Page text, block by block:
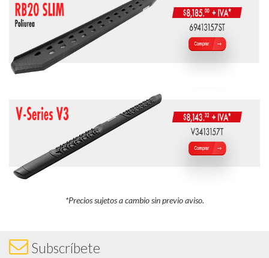
*Precios sujetos a cambio sin previo aviso.
Subscríbete